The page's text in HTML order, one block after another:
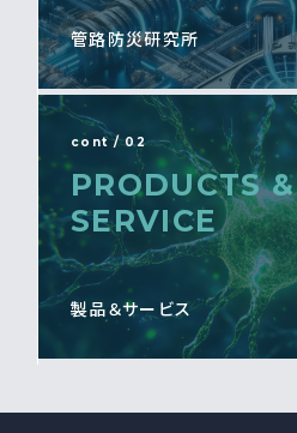
管路防災研究所
cont / 02
PRODUCTS &
SERVICE
製品＆サービス